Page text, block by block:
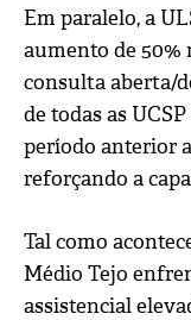
Em paralelo, a
aumento de 50%
consulta aberta/
de todas as
período anterior
reforçando a
Tal como
Médio Tejo
assistencial